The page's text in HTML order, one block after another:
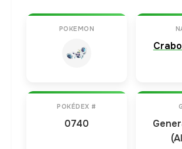
POKEMON
POKÉDEX #
0740